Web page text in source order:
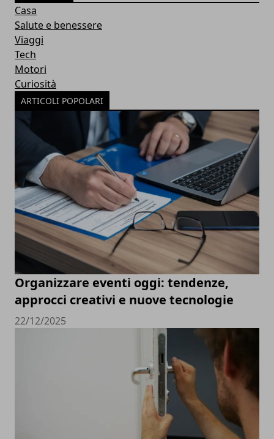
Casa
Salute e benessere
Viaggi
Tech
Motori
Curiosità
ARTICOLI POPOLARI
Organizzare eventi oggi: tendenze,
approcci creativi e nuove tecnologie
22/12/2025